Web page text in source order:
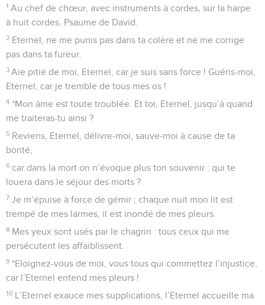
1 Au chef de chœur, avec instruments à cordes, sur la harpe
à huit cordes. Psaume de David.
2 Eternel, ne me punis pas dans ta colère et ne me corrige
pas dans ta fureur.
3 Aie pitié de moi, Eternel, car je suis sans force ! Guéris-moi,
Eternel, car je tremble de tous mes os !
4 *Mon âme est toute troublée. Et toi, Eternel, jusqu’à quand
me traiteras-tu ainsi ?
5 Reviens, Eternel, délivre-moi, sauve-moi à cause de ta
bonté,
6 car dans la mort on n’évoque plus ton souvenir : qui te
louera dans le séjour des morts ?
7 Je m’épuise à force de gémir ; chaque nuit mon lit est
trempé de mes larmes, il est inondé de mes pleurs.
8 Mes yeux sont usés par le chagrin : tous ceux qui me
persécutent les affaiblissent.
9 *Eloignez-vous de moi, vous tous qui commettez l’injustice,
car l’Eternel entend mes pleurs !
10 L’Eternel exauce mes supplications, l’Eternel accueille ma